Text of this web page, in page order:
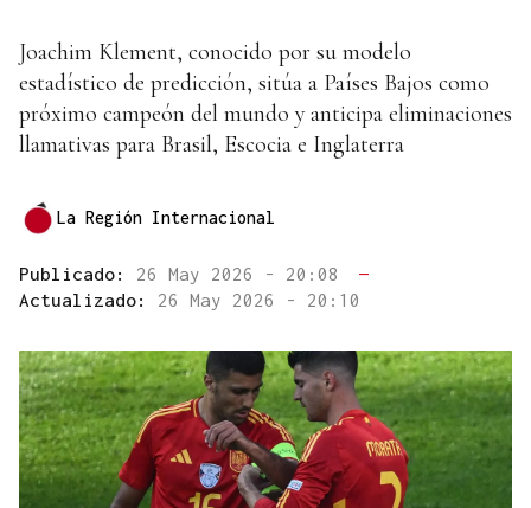
Joachim Klement, conocido por su modelo
estadístico de predicción, sitúa a Países Bajos como
próximo campeón del mundo y anticipa eliminaciones
llamativas para Brasil, Escocia e Inglaterra
La Región Internacional
Publicado: 26 May 2026 - 20:08
—
Actualizado: 26 May 2026 - 20:10